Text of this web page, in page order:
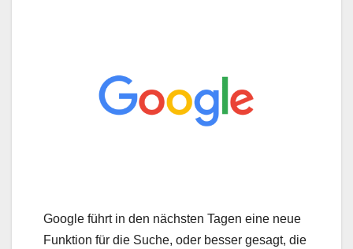
Google führt in den nächsten Tagen eine neue
Funktion für die Suche, oder besser gesagt, die